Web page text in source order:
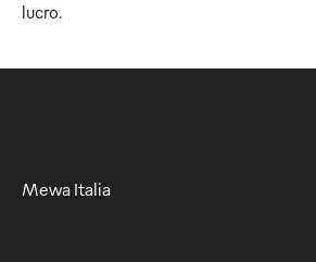
lucro.
Mewa Italia